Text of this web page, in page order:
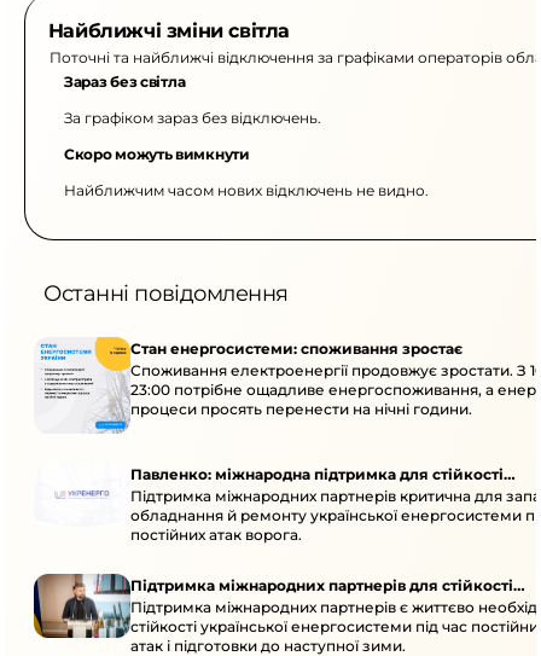
Найближчі зміни світла
Поточні та найближчі відключення за графіками операторів
Зараз без світла
За графіком зараз без відключень.
Скоро можуть вимкнути
Найближчим часом нових відключень не видно.
Останні повідомлення
Стан енергосистеми: споживання зростає
Споживання електроенергії продовжує зростати. З
23:00 потрібне ощадливе енергоспоживання, а
процеси просять перенести на нічні години.
Павленко: міжнародна підтримка для стійкості
енергосистеми
Підтримка міжнародних партнерів критична для
обладнання й ремонту української енергосистеми
постійних атак ворога.
Підтримка міжнародних партнерів для стійкості
енергосистеми
Підтримка міжнародних партнерів є життєво
стійкості української енергосистеми під час
атак і підготовки до наступної зими.